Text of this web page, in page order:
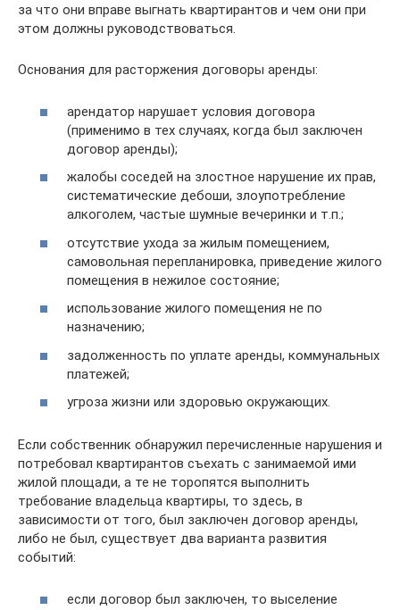
за что они вправе выгнать квартирантов и чем они при
этом должны руководствоваться.
Основания для расторжения договоры аренды:
арендатор нарушает условия договора
(применимо в тех случаях, когда был заключен
договор аренды);
жалобы соседей на злостное нарушение их прав,
систематические дебоши, злоупотребление
алкоголем, частые шумные вечеринки и т.п.;
отсутствие ухода за жилым помещением,
самовольная перепланировка, приведение жилого
помещения в нежилое состояние;
использование жилого помещения не по
назначению;
задолженность по уплате аренды, коммунальных
платежей;
угроза жизни или здоровью окружающих.
Если собственник обнаружил перечисленные нарушения и
потребовал квартирантов съехать с занимаемой ими
жилой площади, а те не торопятся выполнить
требование владельца квартиры, то здесь, в
зависимости от того, был заключен договор аренды,
либо не был, существует два варианта развития
событий:
если договор был заключен, то выселение